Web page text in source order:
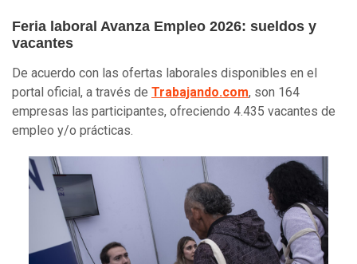
Feria laboral Avanza Empleo 2026: sueldos y
vacantes
De acuerdo con las ofertas laborales disponibles en el
portal oficial, a través de Trabajando.com, son 164
empresas las participantes, ofreciendo 4.435 vacantes de
empleo y/o prácticas.